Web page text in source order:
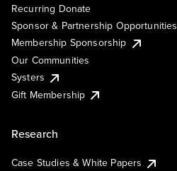
Recurring Donate
Sponsor & Partnership Opportunities
Membership Sponsorship
Our Communities
Systers
Gift Membership
Research
Case Studies & White Papers